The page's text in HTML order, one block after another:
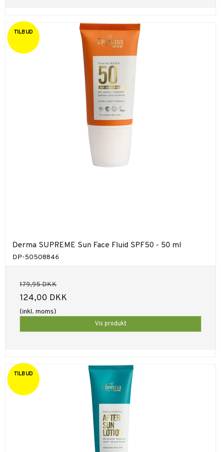
TILBUD
Derma SUPREME Sun Face Fluid SPF50 - 50 ml
DP-50508846
179,95 DKK
124,00 DKK
(inkl. moms)
Vis produkt
TILBUD